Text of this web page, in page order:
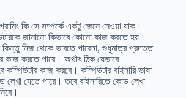
কি সে সম্পর্কে একটু জেনে নেওয়া যাক।
জানানো কিভাবে কোনো কাজ করতে হয়।
কিন্তু নিজ থেকে ভাবতে পারেনা, শুধুমাত্র প্রদত্ত
কাজ করতে পারে। অর্থাৎ ঠিক যেভাবে
কম্পিউটার কাজ করবে। কম্পিউটার বাইনারি ভাষা
লেখা যেতে পারে। তবে বাইনারিতে কোড লেখা